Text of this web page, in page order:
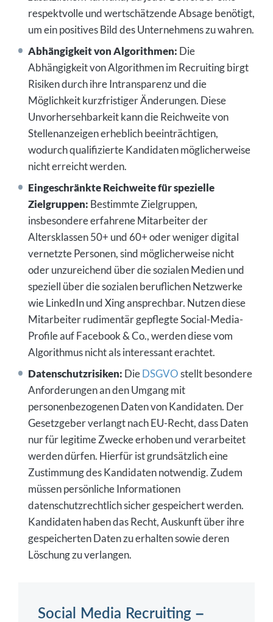
respektvolle und wertschätzende Absage benötigt,
um ein positives Bild des Unternehmens zu wahren.
Abhängigkeit von Algorithmen: Die
Abhängigkeit von Algorithmen im Recruiting birgt
Risiken durch ihre Intransparenz und die
Möglichkeit kurzfristiger Änderungen. Diese
Unvorhersehbarkeit kann die Reichweite von
Stellenanzeigen erheblich beeinträchtigen,
wodurch qualifizierte Kandidaten möglicherweise
nicht erreicht werden.
Eingeschränkte Reichweite für spezielle
Zielgruppen: Bestimmte Zielgruppen,
insbesondere erfahrene Mitarbeiter der
Altersklassen 50+ und 60+ oder weniger digital
vernetzte Personen, sind möglicherweise nicht
oder unzureichend über die sozialen Medien und
speziell über die sozialen beruflichen Netzwerke
wie LinkedIn und Xing ansprechbar. Nutzen diese
Mitarbeiter rudimentär gepflegte Social-Media-
Profile auf Facebook & Co., werden diese vom
Algorithmus nicht als interessant erachtet.
Datenschutzrisiken: DieDSGVOstellt besondere
Anforderungen an den Umgang mit
personenbezogenen Daten von Kandidaten. Der
Gesetzgeber verlangt nach EU-Recht, dass Daten
nur für legitime Zwecke erhoben und verarbeitet
werden dürfen. Hierfür ist grundsätzlich eine
Zustimmung des Kandidaten notwendig. Zudem
müssen persönliche Informationen
datenschutzrechtlich sicher gespeichert werden.
Kandidaten haben das Recht, Auskunft über ihre
gespeicherten Daten zu erhalten sowie deren
Löschung zu verlangen.
Social Media Recruiting –